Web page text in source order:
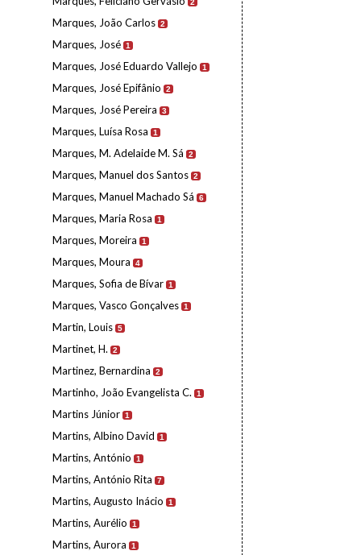
2
Marques, João Carlos 2
Marques, José 1
Marques, José Eduardo Vallejo 1
Marques, José Epifânio 2
Marques, José Pereira 3
Marques, Luísa Rosa 1
Marques, M. Adelaide M. Sá 2
Marques, Manuel dos Santos 2
Marques, Manuel Machado Sá 6
Marques, Maria Rosa 1
Marques, Moreira 1
Marques, Moura 4
Marques, Sofia de Bívar 1
Marques, Vasco Gonçalves 1
Martin, Louis 5
Martinet, H. 2
Martinez, Bernardina 2
Martinho, João Evangelista C. 1
Martins Júnior 1
Martins, Albino David 1
Martins, António 1
Martins, António Rita 7
Martins, Augusto Inácio 1
Martins, Aurélio 1
Martins, Aurora 1